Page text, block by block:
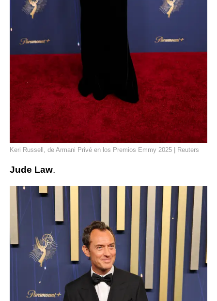
Keri Russell, de Armani Privé en los Premios Emmy 2025 | Reuters
Jude Law.